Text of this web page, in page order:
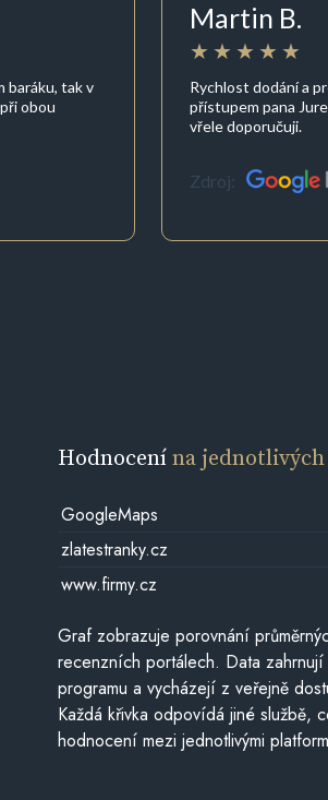
baráku, tak v
obou
Martin B.
Rychlost dodání a
přístupem pana
vřele doporučuji.
Zdroj:
Hodnocenína
GoogleMaps
zlatestranky.cz
www.firmy.cz
Graf zobrazuje porovnání
recenzních portálech. Data
programu a vycházejí z veřejně
Každá křivka odpovídá jiné službě,
hodnocení mezi jednotlivými